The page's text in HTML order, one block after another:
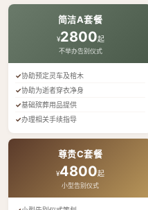
简洁A套餐
¥2800起
不举办告别仪式
协助预定灵车及棺木
协助为逝者穿衣净身
基础殡葬用品提供
办理相关手续指导
尊贵C套餐
¥4800起
小型告别仪式